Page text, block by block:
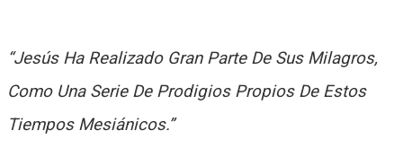
“Jesús Ha Realizado Gran Parte De Sus Milagros,
Como Una Serie De Prodigios Propios De Estos
Tiempos Mesiánicos.”